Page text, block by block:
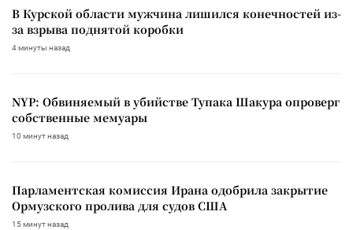
В Курской области мужчина лишился конечностей из-
за взрыва поднятой коробки
4 минуты назад
NYP: Обвиняемый в убийстве Тупака Шакура опроверг
собственные мемуары
10 минут назад
Парламентская комиссия Ирана одобрила закрытие
Ормузского пролива для судов США
15 минут назад